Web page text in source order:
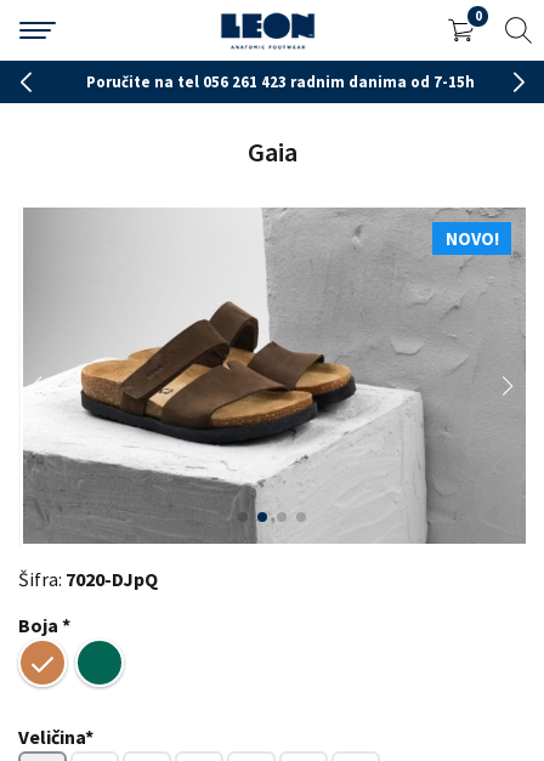
0
Poručite na tel 056 261 423 radnim danima od 7-15h
NOVO!
Gaia
Šifra: 7020-DJpQ
Boja *
Veličina*